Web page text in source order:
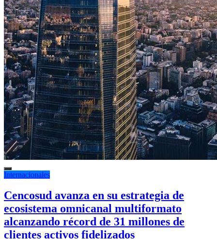
Internacionales
Cencosud avanza en su estrategia de
ecosistema omnicanal multiformato
alcanzando récord de 31 millones de
clientes activos fidelizados